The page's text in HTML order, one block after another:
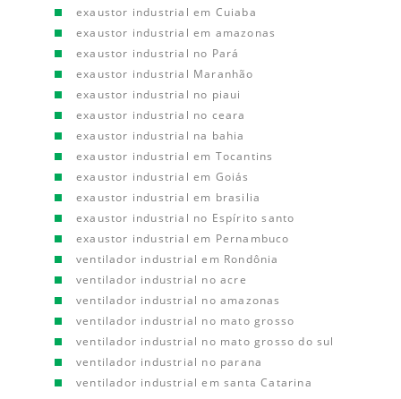
exaustor industrial em Cuiaba
exaustor industrial em amazonas
exaustor industrial no Pará
exaustor industrial Maranhão
exaustor industrial no piaui
exaustor industrial no ceara
exaustor industrial na bahia
exaustor industrial em Tocantins
exaustor industrial em Goiás
exaustor industrial em brasilia
exaustor industrial no Espírito santo
exaustor industrial em Pernambuco
ventilador industrial em Rondônia
ventilador industrial no acre
ventilador industrial no amazonas
ventilador industrial no mato grosso
ventilador industrial no mato grosso do sul
ventilador industrial no parana
ventilador industrial em santa Catarina